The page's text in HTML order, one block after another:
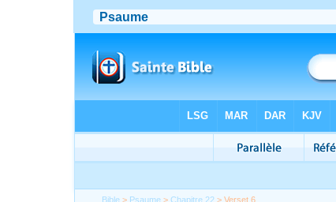
Bible > Psaume >Chapitre 22 > Verset 6